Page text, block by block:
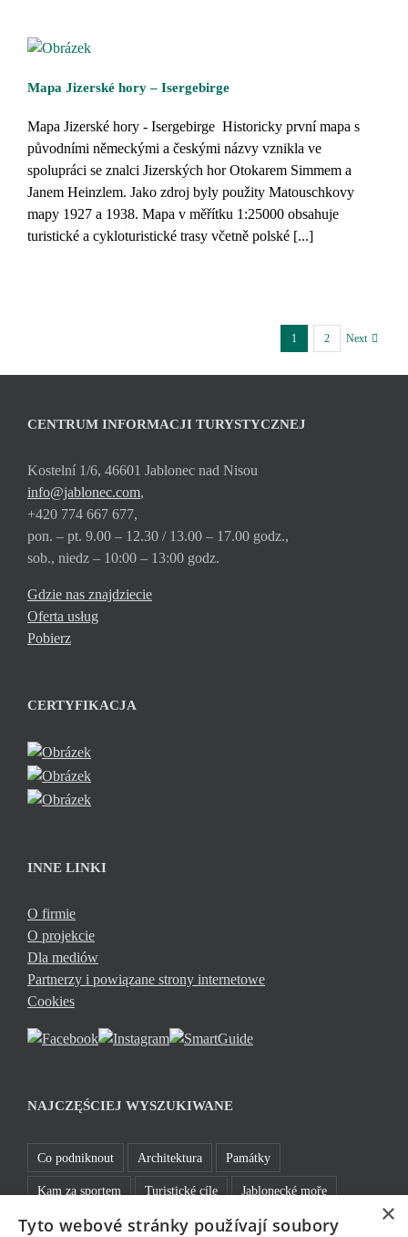
Mapa Jizerské hory – Isergebirge
Mapa Jizerské hory - Isergebirge Historicky první mapa s
původními německými a českými názvy vznikla ve
spolupráci se znalci Jizerských hor Otokarem Simmem a
Janem Heinzlem. Jako zdroj byly použity Matouschkovy
mapy 1927 a 1938. Mapa v měřítku 1:25000 obsahuje
turistické a cykloturistické trasy včetně polské [...]
1 2 Next
CENTRUM INFORMACJI TURYSTYCZNEJ
Kostelní 1/6, 46601 Jablonec nad Nisou
info@jablonec.com,
+420 774 667 677,
pon. – pt. 9.00 – 12.30 / 13.00 – 17.00 godz.,
sob., niedz – 10:00 – 13:00 godz.
Gdzie nas znajdziecie
Oferta usług
Pobierz
CERTYFIKACJA
INNE LINKI
O firmie
O projekcie
Dla mediów
Partnerzy i powiązane strony internetowe
Cookies
NAJCZĘŚCIEJ WYSZUKIWANE
Co podniknout Architektura Památky
Kam za sportem Turistické cíle Jablonecké moře
Sklo a bižuterie Bez bariér Bavte se v Jablonci ×
Tyto webové stránky používají soubory